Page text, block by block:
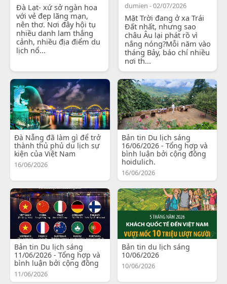
Đà Lạt- xứ sở ngàn hoa
với vẻ đẹp lãng mạn,
nên thơ. Nơi đây hội tụ
nhiều danh lam thắng
cảnh, nhiều địa điểm du
lịch nổ...
dumien - 02/07/2026
Mặt Trời đang ở xa Trái
Đất nhất, nhưng sao
châu Âu lại phát rồ vì
nắng nóng?Mỗi năm vào
tháng Bảy, báo chí nhiều
nơi th...
Đà Nẵng đã làm gì để trở
thành thủ phủ du lịch sự
kiện của Việt Nam
16/06/2026
Bản tin Du lịch sáng
16/06/2026 - Tổng hợp và
bình luận bởi cộng đồng
hoidulich.
16/06/2026
Bản tin Du lịch sáng
11/06/2026 - Tổng hợp và
bình luận bởi cộng đồng
11/06/2026
Bản tin du lịch sáng
10/06/2026
10/06/2026